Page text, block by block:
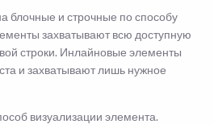
блочные и строчные по способу
захватывают всю доступную
строки. Инлайновые элементы
и захватывают лишь нужное
визуализации элемента.